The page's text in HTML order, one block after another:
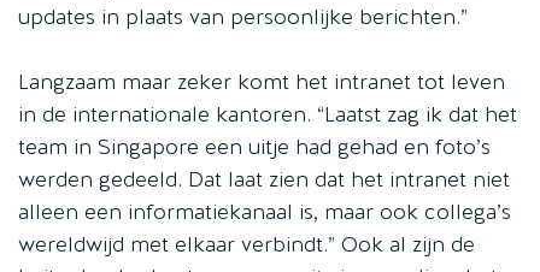
updates in plaats van persoonlijke berichten.”
Langzaam maar zeker komt het intranet tot leven
in de internationale kantoren. “Laatst zag ik dat het
team in Singapore een uitje had gehad en foto’s
werden gedeeld. Dat laat zien dat het intranet niet
alleen een informatiekanaal is, maar ook collega’s
wereldwijd met elkaar verbindt.” Ook al zijn de